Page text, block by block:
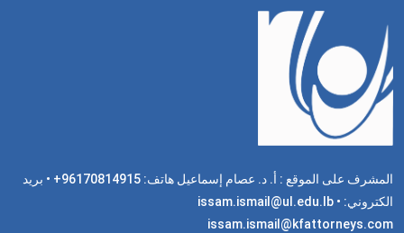
المشرف على الموقع : أ. د. عصام إسماعيل هاتف: 96170814915+ • بريد
الكتروني: issam.ismail@ul.edu.lb •
issam.ismail@kfattorneys.com